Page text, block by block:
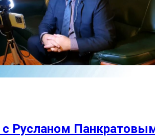
с Русланом